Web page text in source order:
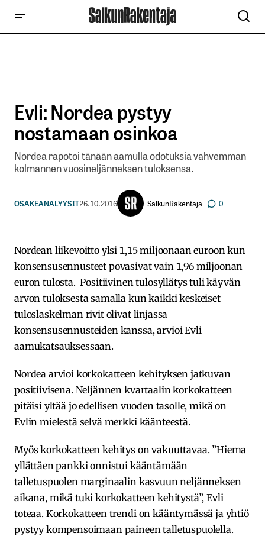
Evli: Nordea pystyy
nostamaan osinkoa
Nordea rapotoi tänään aamulla odotuksia vahvemman
kolmannen vuosineljänneksen tuloksensa.
OSAKEANALYYSIT26.10.2016 SalkunRakentaja 0
Nordean liikevoitto ylsi 1,15 miljoonaan euroon kun
konsensusennusteet povasivat vain 1,96 miljoonan
euron tulosta. Positiivinen tulosyllätys tuli käyvän
arvon tuloksesta samalla kun kaikki keskeiset
tuloslaskelman rivit olivat linjassa
konsensusennusteiden kanssa, arvioi Evli
aamukatsauksessaan.
Nordea arvioi korkokatteen kehityksen jatkuvan
positiivisena. Neljännen kvartaalin korkokatteen
pitäisi yltää jo edellisen vuoden tasolle, mikä on
Evlin mielestä selvä merkki käänteestä.
Myös korkokatteen kehitys on vakuuttavaa. ”Hiema
yllättäen pankki onnistui kääntämään
talletuspuolen marginaalin kasvuun neljänneksen
aikana, mikä tuki korkokatteen kehitystä”, Evli
toteaa. Korkokatteen trendi on kääntymässä ja yhtiö
pystyy kompensoimaan paineen talletuspuolella.